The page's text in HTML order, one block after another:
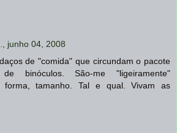
junho 04, 2008
de "comida" que circundam o pacote
binóculos. São-me "ligeiramente"
forma, tamanho. Tal e qual. Vivam as